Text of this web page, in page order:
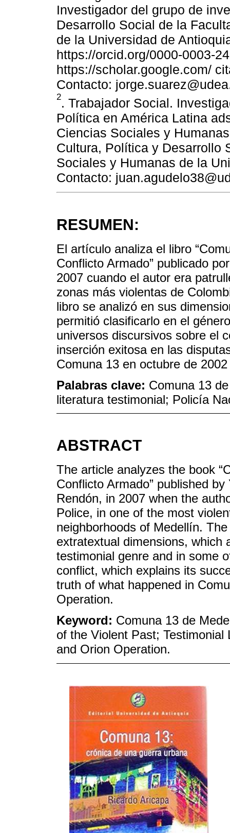
Investigador del grupo de
Desarrollo Social de la
de la Universidad de
https://orcid.org/0000-0003-
https://scholar.google.com/
Contacto:
2. Trabajador Social.
Política en América Latina
Ciencias Sociales y
Cultura, Política y Desarrollo
Sociales y Humanas de la
Contacto:
RESUMEN:
El artículo analiza el libro
Conflicto Armado” publicado
2007 cuando el autor era
zonas más violentas de
libro se analizó en sus
permitió clasificarlo en el
universos discursivos sobre el
inserción exitosa en las
Comuna 13 en octubre de
Palabras clave: Comuna 13
literatura testimonial; Policía
ABSTRACT
The article analyzes the book
Conflicto Armado” published
Rendón, in 2007 when the
Police, in one of the most
neighborhoods of Medellín.
extratextual dimensions, which
testimonial genre and in some
conflict, which explains its
truth of what happened in
Operation.
Keyword: Comuna 13 de
of the Violent Past;
and Orion Operation.